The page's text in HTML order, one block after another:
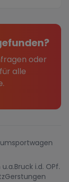
oder
alle
Bruck i.d. OPf.
Gerstungen